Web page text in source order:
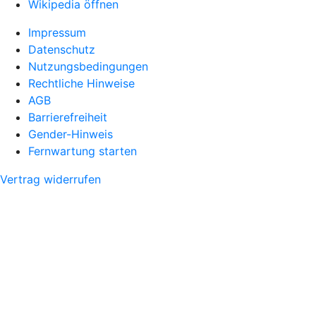
Wikipedia öffnen
Impressum
Datenschutz
Nutzungsbedingungen
Rechtliche Hinweise
AGB
Barrierefreiheit
Gender-Hinweis
Fernwartung starten
Vertrag widerrufen